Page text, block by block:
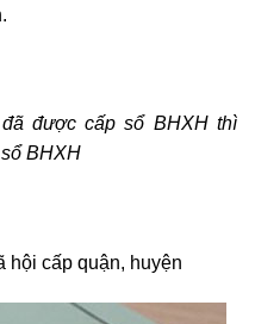
được cấp sổ BHXH thì
BHXH
hội cấp quận, huyện